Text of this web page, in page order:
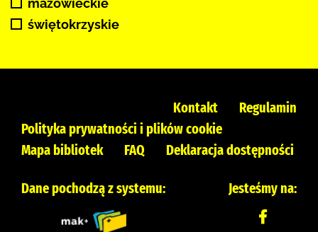
mazowieckie
świętokrzyskie
Kontakt
Regulamin
Polityka prywatności i plików cookie
Mapa bibliotek
FAQ Deklaracja dostępności
Dane pochodzą z systemu: Jesteśmy na: